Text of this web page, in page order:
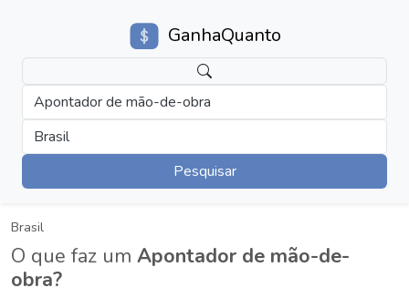
GanhaQuanto
Apontador de mão-de-obra
Brasil
Pesquisar
Brasil
O que faz um Apontador de mão-de-
obra?